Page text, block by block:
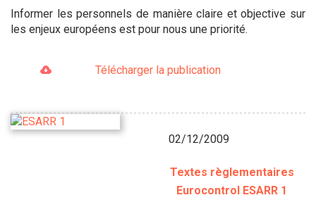
Informer les personnels de manière claire et objective sur
les enjeux européens est pour nous une priorité.
Télécharger la publication
02/12/2009
Textes règlementaires
Eurocontrol ESARR 1